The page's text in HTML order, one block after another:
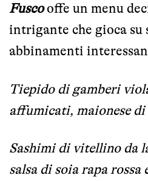
Fuscooffe un menu
intrigante che gioca su
abbinamenti
Tiepido di gamberi
affumicati, maionese di
Sashimi di vitellino da
salsa di soia rapa rossa